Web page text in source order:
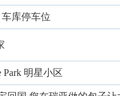
库停车位
明星小区